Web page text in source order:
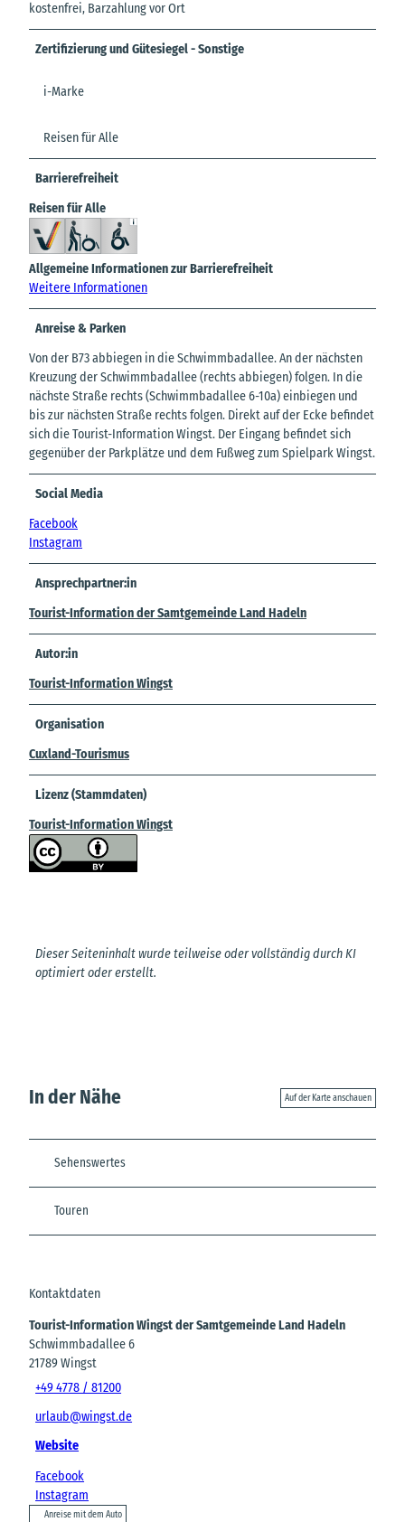
kostenfrei, Barzahlung vor Ort
Zertifizierung und Gütesiegel - Sonstige
i-Marke
Reisen für Alle
Barrierefreiheit
Reisen für Alle
Allgemeine Informationen zur Barrierefreiheit
Weitere Informationen
Anreise & Parken
Von der B73 abbiegen in die Schwimmbadallee. An der nächsten
Kreuzung der Schwimmbadallee (rechts abbiegen) folgen. In die
nächste Straße rechts (Schwimmbadallee 6-10a) einbiegen und
bis zur nächsten Straße rechts folgen. Direkt auf der Ecke befindet
sich die Tourist-Information Wingst. Der Eingang befindet sich
gegenüber der Parkplätze und dem Fußweg zum Spielpark Wingst.
Social Media
Facebook
Instagram
Ansprechpartner:in
Tourist-Information der Samtgemeinde Land Hadeln
Autor:in
Tourist-Information Wingst
Organisation
Cuxland-Tourismus
Lizenz (Stammdaten)
Tourist-Information Wingst
Dieser Seiteninhalt wurde teilweise oder vollständig durch KI
optimiert oder erstellt.
In der Nähe Auf der Karte anschauen
Sehenswertes
Touren
Kontaktdaten
Tourist-Information Wingst der Samtgemeinde Land Hadeln
Schwimmbadallee 6
21789Wingst
+49 4778 / 81200
urlaub@wingst.de
Website
Facebook
Instagram
Anreise mit dem Auto